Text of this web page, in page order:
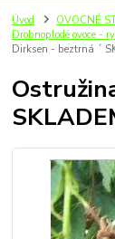
Úvod
OVOCNÉ
Drobnoplodé ovoce -
Dirksen - beztrná ´